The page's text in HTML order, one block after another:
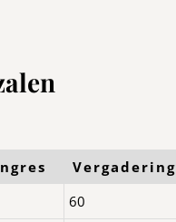
Vergadering
60